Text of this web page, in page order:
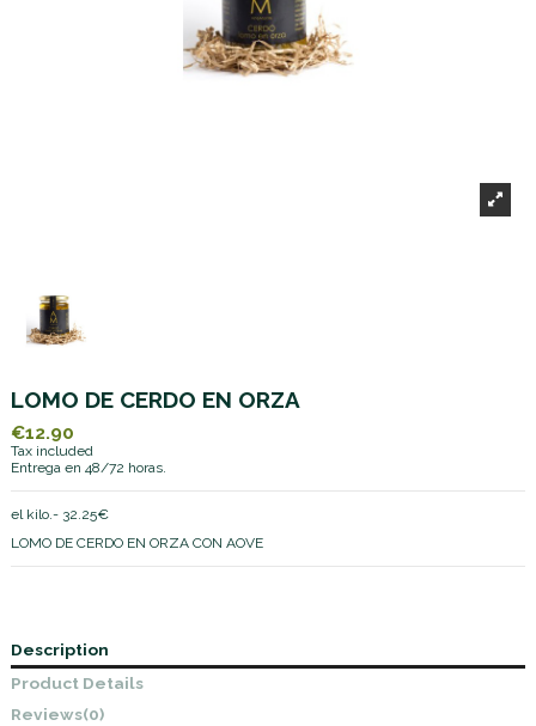
LOMO DE CERDO EN ORZA
€12.90
Tax included
Entrega en 48/72 horas.
el kilo.- 32.25€
LOMO DE CERDO EN ORZA CON AOVE
Description
Product Details
Reviews(0)